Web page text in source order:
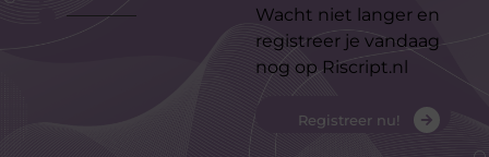
Wacht niet langer en
registreer je vandaag
nog op Riscript.nl
Registreer nu!